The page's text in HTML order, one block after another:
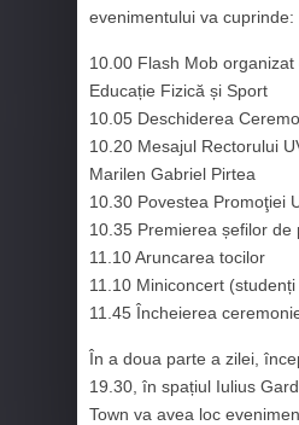
evenimentului va cuprinde:
10.00 Flash Mob
Educație Fizică și Sport
10.05 Deschiderea
10.20 Mesajul Rectorului
Marilen Gabriel Pirtea
10.30 Povestea Promoţiei
10.35 Premierea șefilor de
11.10 Aruncarea tocilor
11.10 Miniconcert
11.45 Încheierea
În a doua parte a zilei,
19.30, în spațiul Iulius
Town va avea loc